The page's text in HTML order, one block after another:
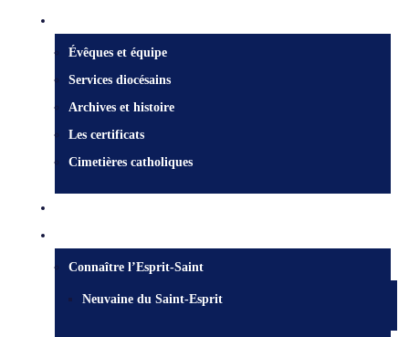
Évêques et équipe
Services diocésains
Archives et histoire
Les certificats
Cimetières catholiques
Connaître l’Esprit-Saint
Neuvaine du Saint-Esprit